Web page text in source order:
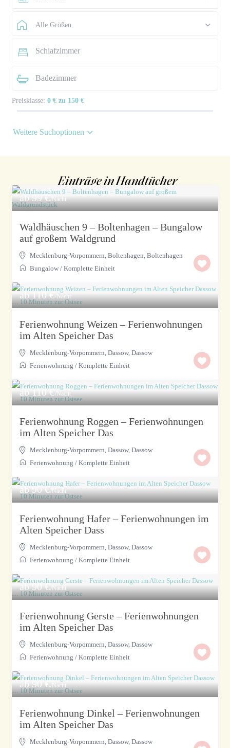
Alle Größen
Preisklasse: 0 € zu 150 €
Weitere Suchoptionen
Einträge in Handtücher
ab 99 €/Nacht
Waldhäuschen 9 – Boltenhagen – Bungalow
auf großem Waldgrund
Mecklenburg-Vorpommern, Boltenhagen,Boltenhagen
Bungalow /Komplette Einheit
ab 110 €/Nacht
Ferienwohnung Weizen – Ferienwohnungen
im Alten Speicher Das
Mecklenburg-Vorpommern, Dassow,Dassow
Ferienwohnung /Komplette Einheit
ab 110 €/Nacht
Ferienwohnung Roggen – Ferienwohnungen
im Alten Speicher Das
Mecklenburg-Vorpommern, Dassow,Dassow
Ferienwohnung /Komplette Einheit
ab 90 €/Nacht
Ferienwohnung Hafer – Ferienwohnungen im
Alten Speicher Dass
Mecklenburg-Vorpommern, Dassow,Dassow
Ferienwohnung /Komplette Einheit
ab 90 €/Nacht
Ferienwohnung Gerste – Ferienwohnungen
im Alten Speicher Das
Mecklenburg-Vorpommern, Dassow,Dassow
Ferienwohnung /Komplette Einheit
ab 90 €/Nacht
Ferienwohnung Dinkel – Ferienwohnungen
im Alten Speicher Das
Mecklenburg-Vorpommern, Dassow,Dassow